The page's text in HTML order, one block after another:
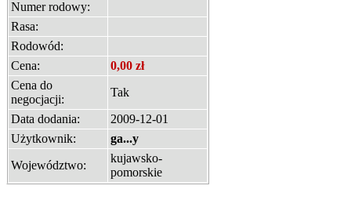
Numer rodowy:
Rasa:
Rodowód:
Cena:
0,00 zł
Cena do
negocjacji:
Tak
Data dodania:
2009-12-01
Użytkownik:
ga...y
Województwo:
kujawsko-
pomorskie